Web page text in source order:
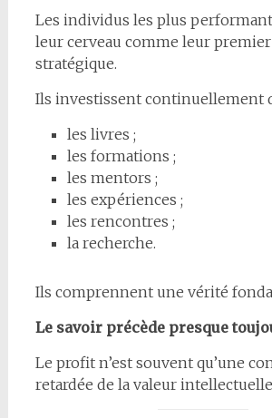
Les individus les plus
leur cerveau comme leur
stratégique.
Ils investissent continuellement
les livres ;
les formations ;
les mentors ;
les expériences ;
les rencontres ;
la recherche.
Ils comprennent une vérité
Le savoir précède presque
Le profit n’est souvent qu’une
retardée de la valeur